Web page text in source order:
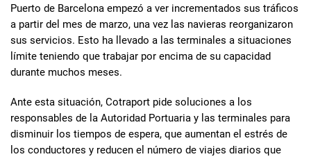
Puerto de Barcelona empezó a ver incrementados sus tráficos
a partir del mes de marzo, una vez las navieras reorganizaron
sus servicios. Esto ha llevado a las terminales a situaciones
límite teniendo que trabajar por encima de su capacidad
durante muchos meses.
Ante esta situación, Cotraport pide soluciones a los
responsables de la Autoridad Portuaria y las terminales para
disminuir los tiempos de espera, que aumentan el estrés de
los conductores y reducen el número de viajes diarios que